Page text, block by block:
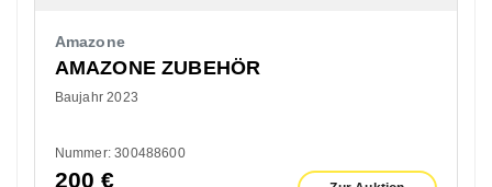
Amazone
AMAZONE ZUBEHÖR
Baujahr 2023
Nummer: 300488600
200€